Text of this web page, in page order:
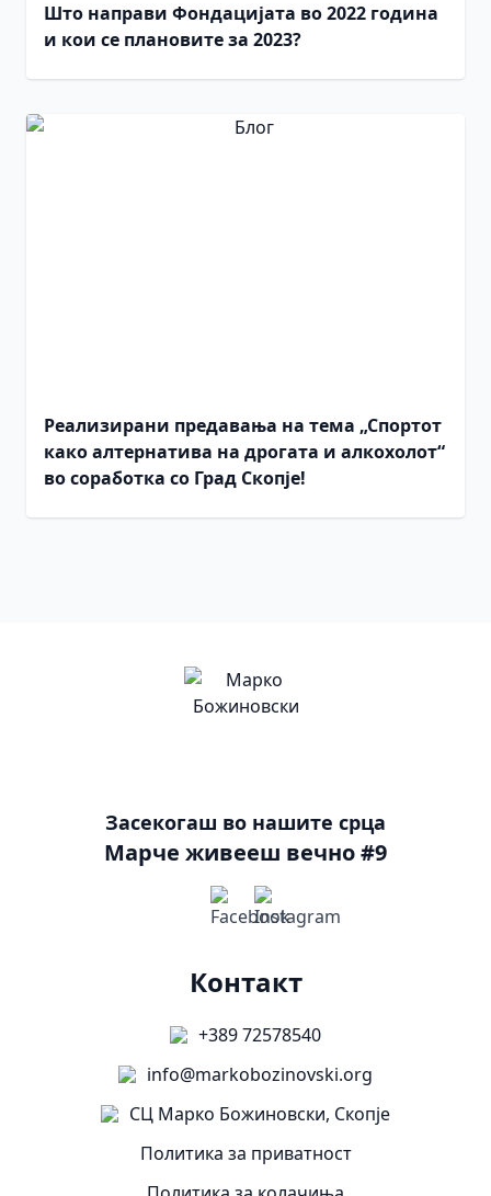
Што направи Фондацијата во 2022 година
и кои се плановите за 2023?
Реализирани предавања на тема „Спортот
како алтернатива на дрогата и алкохолот“
во соработка со Град Скопје!
Засекогаш во нашите срца
Марче живееш вечно #9
Контакт
+389 72578540
info@markobozinovski.org
СЦ Марко Божиновски, Скопје
Политика за приватност